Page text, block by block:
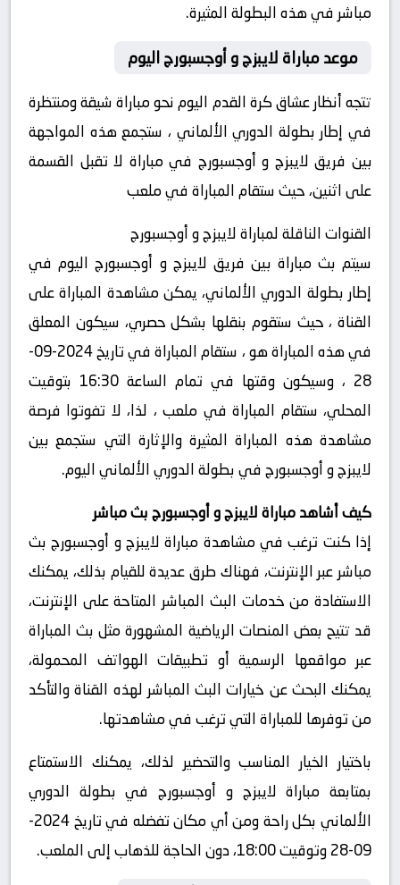
مباشر في هذه البطولة المثيرة.
موعد مباراة لايبزج و أوجسبورج اليوم
تتجه أنظار عشاق كرة القدم اليوم نحو مباراة شيقة ومنتظرة
في إطار بطولة الدوري الألماني ، ستجمع هذه المواجهة
بين فريق لايبزج و أوجسبورج في مباراة لا تقبل القسمة
على اثنين، حيث ستقام المباراة في ملعب
القنوات الناقلة لمباراة لايبزج و أوجسبورج
سيتم بث مباراة بين فريق لايبزج و أوجسبورج اليوم في
إطار بطولة الدوري الألماني، يمكن مشاهدة المباراة على
القناة ، حيث ستقوم بنقلها بشكل حصري، سيكون المعلق
في هذه المباراة هو ، ستقام المباراة في تاريخ 2024-09-
28 ، وسيكون وقتها في تمام الساعة 16:30 بتوقيت
المحلي، ستقام المباراة في ملعب ، لذا، لا تفوتوا فرصة
مشاهدة هذه المباراة المثيرة والإثارة التي ستجمع بين
لايبزج و أوجسبورج في بطولة الدوري الألماني اليوم.
كيف أشاهد مباراة لايبزج و أوجسبورج بث مباشر
إذا كنت ترغب في مشاهدة مباراة لايبزج و أوجسبورج بث
مباشر عبر الإنترنت، فهناك طرق عديدة للقيام بذلك، يمكنك
الاستفادة من خدمات البث المباشر المتاحة على الإنترنت،
قد تتيح بعض المنصات الرياضية المشهورة مثل بث المباراة
عبر مواقعها الرسمية أو تطبيقات الهواتف المحمولة،
يمكنك البحث عن خيارات البث المباشر لهذه القناة والتأكد
من توفرها للمباراة التي ترغب في مشاهدتها.
باختيار الخيار المناسب والتحضير لذلك، يمكنك الاستمتاع
بمتابعة مباراة لايبزج و أوجسبورج في بطولة الدوري
الألماني بكل راحة ومن أي مكان تفضله في تاريخ 2024-
09-28 وتوقيت 18:00، دون الحاجة للذهاب إلى الملعب.